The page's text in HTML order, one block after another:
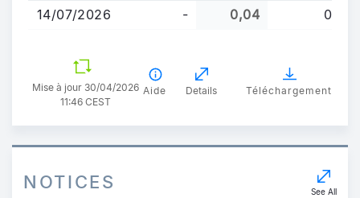
14/07/2026
- 0,04 0
Mise à jour 30/04/2026
11:46 CEST
Aide Details Téléchargement
NOTICES See All